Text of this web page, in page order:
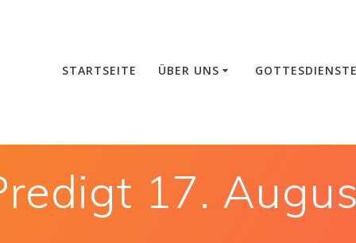
STARTSEITE ÜBER UNS
17.